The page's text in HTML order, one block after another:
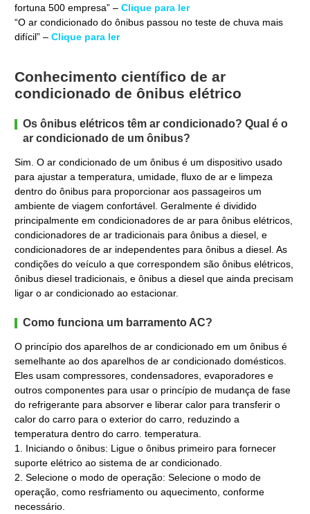
fortuna 500 empresa” – Clique para ler
“O ar condicionado do ônibus passou no teste de chuva mais
difícil” – Clique para ler
Conhecimento científico de ar
condicionado de ônibus elétrico
Os ônibus elétricos têm ar condicionado? Qual é o
ar condicionado de um ônibus?
Sim. O ar condicionado de um ônibus é um dispositivo usado
para ajustar a temperatura, umidade, fluxo de ar e limpeza
dentro do ônibus para proporcionar aos passageiros um
ambiente de viagem confortável. Geralmente é dividido
principalmente em condicionadores de ar para ônibus elétricos,
condicionadores de ar tradicionais para ônibus a diesel, e
condicionadores de ar independentes para ônibus a diesel. As
condições do veículo a que correspondem são ônibus elétricos,
ônibus diesel tradicionais, e ônibus a diesel que ainda precisam
ligar o ar condicionado ao estacionar.
Como funciona um barramento AC?
O princípio dos aparelhos de ar condicionado em um ônibus é
semelhante ao dos aparelhos de ar condicionado domésticos.
Eles usam compressores, condensadores, evaporadores e
outros componentes para usar o princípio de mudança de fase
do refrigerante para absorver e liberar calor para transferir o
calor do carro para o exterior do carro, reduzindo a
temperatura dentro do carro. temperatura.
1. Iniciando o ônibus: Ligue o ônibus primeiro para fornecer
suporte elétrico ao sistema de ar condicionado.
2. Selecione o modo de operação: Selecione o modo de
operação, como resfriamento ou aquecimento, conforme
necessário.